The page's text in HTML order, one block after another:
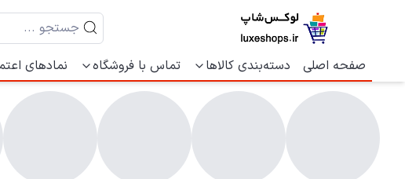
صفحه اصلی دسته‌بندی کالاها تماس با فروشگاه نمادهای